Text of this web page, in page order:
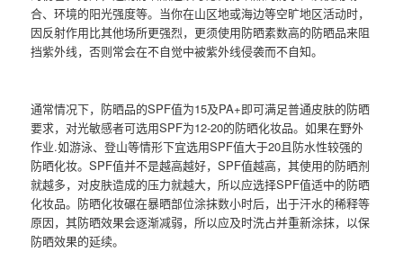
合、环境的阳光强度等。当你在山区地或海边等空旷地区活动时，
因反射作用比其他场所更强烈，更须使用防晒素数高的防晒品来阻
挡紫外线，否则常会在不自觉中被紫外线侵袭而不自知。
通常情况下，防晒品的SPF值为15及PA+即可满足普通皮肤的防晒
要求，对光敏感者可选用SPF为12-20的防晒化妆品。如果在野外
作业.如游泳、登山等情形下宜选用SPF值大于20且防水性较强的
防晒化妆。SPF值并不是越高越好，SPF值越高，其使用的防晒剂
就越多，对皮肤造成的压力就越大，所以应选择SPF值适中的防晒
化妆品。防晒化妆碾在暴晒部位涂抹数小时后，出于汗水的稀释等
原因，其防晒效果会逐渐减弱，所以应及时洗占并重新涂抹，以保
防晒效果的延续。